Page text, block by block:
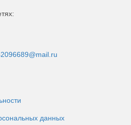
данных